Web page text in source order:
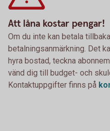
Att låna kostar pengar!
Om du inte kan betala
betalningsanmärkning. Det
hyra bostad, teckna
vänd dig till budget- och
Kontaktuppgifter finns på